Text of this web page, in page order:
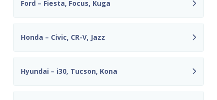
Ford – Fiesta, Focus, Kuga
Honda – Civic, CR-V, Jazz
Hyundai – i30, Tucson, Kona